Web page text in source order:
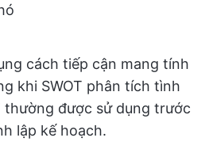
cách tiếp cận mang tính
khi SWOT phân tích tình
thường được sử dụng trước
lập kế hoạch.